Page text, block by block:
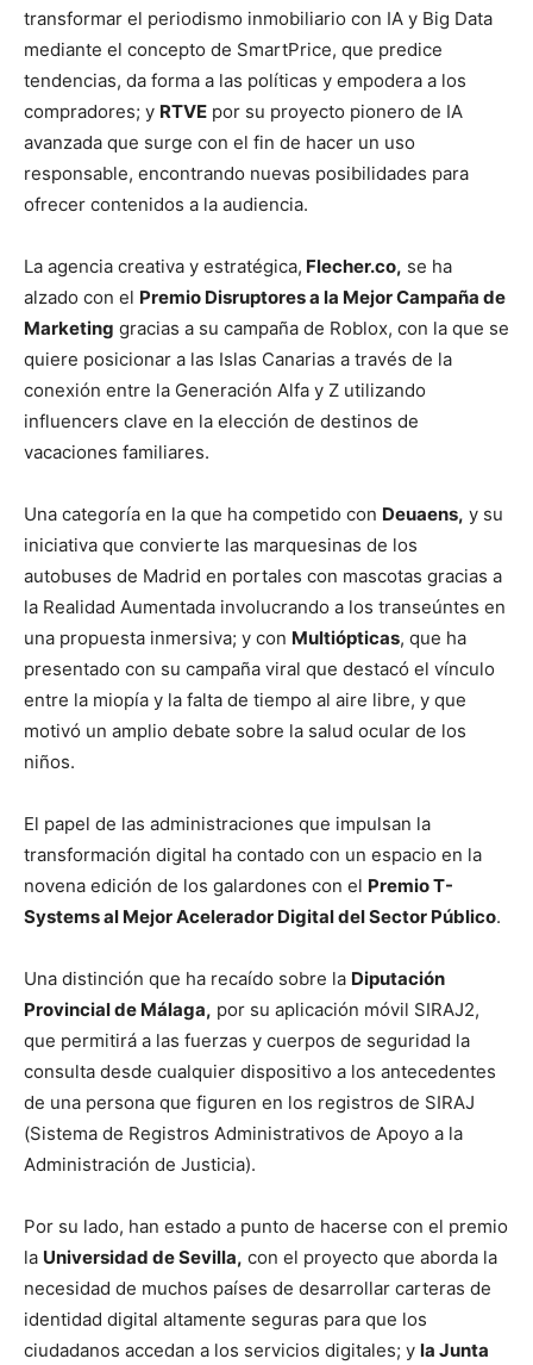
transformar el periodismo inmobiliario con IA y Big Data
mediante el concepto de SmartPrice, que predice
tendencias, da forma a las políticas y empodera a los
compradores; y RTVE por su proyecto pionero de IA
avanzada que surge con el fin de hacer un uso
responsable, encontrando nuevas posibilidades para
ofrecer contenidos a la audiencia.
La agencia creativa y estratégica, Flecher.co, se ha
alzado con el Premio Disruptores a la Mejor Campaña de
Marketing gracias a su campaña de Roblox, con la que se
quiere posicionar a las Islas Canarias a través de la
conexión entre la Generación Alfa y Z utilizando
influencers clave en la elección de destinos de
vacaciones familiares.
Una categoría en la que ha competido con Deuaens, y su
iniciativa que convierte las marquesinas de los
autobuses de Madrid en portales con mascotas gracias a
la Realidad Aumentada involucrando a los transeúntes en
una propuesta inmersiva; y con Multiópticas, que ha
presentado con su campaña viral que destacó el vínculo
entre la miopía y la falta de tiempo al aire libre, y que
motivó un amplio debate sobre la salud ocular de los
niños.
El papel de las administraciones que impulsan la
transformación digital ha contado con un espacio en la
novena edición de los galardones con el Premio T-
Systems al Mejor Acelerador Digital del Sector Público.
Una distinción que ha recaído sobre la Diputación
Provincial de Málaga, por su aplicación móvil SIRAJ2,
que permitirá a las fuerzas y cuerpos de seguridad la
consulta desde cualquier dispositivo a los antecedentes
de una persona que figuren en los registros de SIRAJ
(Sistema de Registros Administrativos de Apoyo a la
Administración de Justicia).
Por su lado, han estado a punto de hacerse con el premio
la Universidad de Sevilla, con el proyecto que aborda la
necesidad de muchos países de desarrollar carteras de
identidad digital altamente seguras para que los
ciudadanos accedan a los servicios digitales; y la Junta